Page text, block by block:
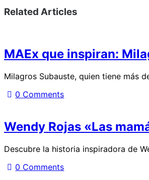
Related Articles
MAEx que inspiran:
Milagros Subauste, quien tiene más
0 Comments
Wendy Rojas «Las
Descubre la historia inspiradora de
0 Comments